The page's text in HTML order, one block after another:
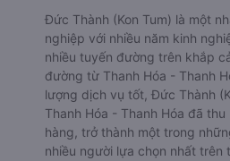
Đức Thành (Kon Tum) là một
nghiệp với nhiều năm kinh
nhiều tuyến đường trên khắp
đường từ Thanh Hóa - Thanh
lượng dịch vụ tốt, Đức Thành
Thanh Hóa - Thanh Hóa đã
hàng, trở thành một trong
nhiều người lựa chọn nhất trên